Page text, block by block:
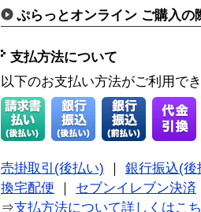
ぷらっとオンライン ご購入の
支払方法について
以下のお支払い方法がご利用で
売掛取引(後払い)
銀行振込(後
換宅配便
セブンイレブン決済
⇒支払方法について詳しくはこ